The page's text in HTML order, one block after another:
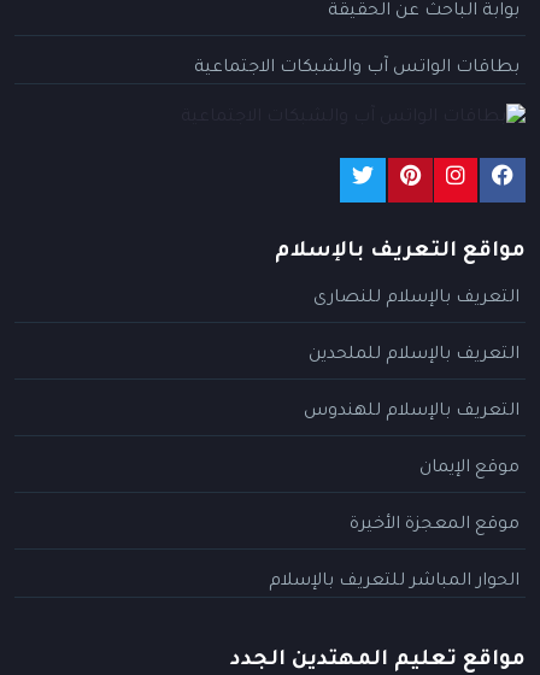
بوابة الباحث عن الحقيقة
بطاقات الواتس آب والشبكات الاجتماعية
مواقع التعريف بالإسلام
التعريف بالإسلام للنصارى
التعريف بالإسلام للملحدين
التعريف بالإسلام للهندوس
موقع الإيمان
موقع المعجزة الأخيرة
الحوار المباشر للتعريف بالإسلام
مواقع تعليم المهتدين الجدد